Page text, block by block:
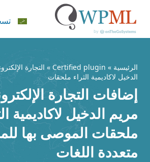
المحتوى
الرئيسية »
Certified plugin » التجارة
الدخيل لاكاديمية الثراء ملحقات
إضافات التجارة
مريم الدخيل لاكاديمية
ملحقات الموصى بها
متعددة اللغات